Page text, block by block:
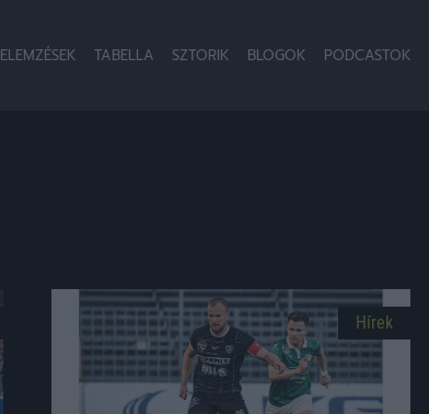
ELEMZÉSEK TABELLA SZTORIK BLOGOK PODCASTOK
Hírek